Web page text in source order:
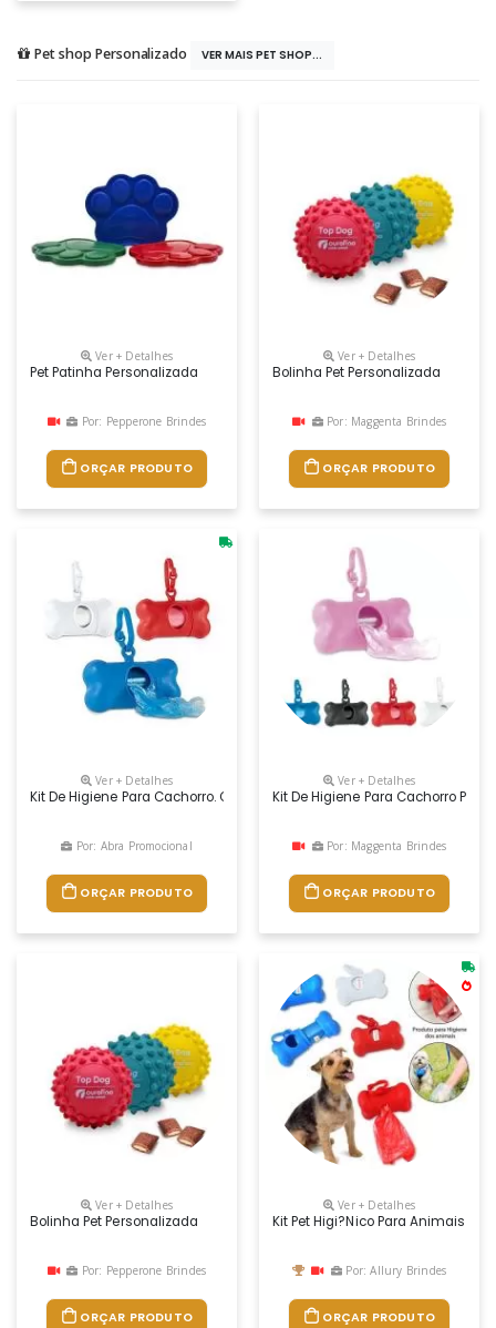
Pet shop Personalizado VER MAIS PET SHOP...
Ver + Detalhes
Pet Patinha Personalizada
Por: Pepperone Brindes
ORÇAR PRODUTO
Ver + Detalhes
Bolinha Pet Personalizada
Por: Maggenta Brindes
ORÇAR PRODUTO
Ver + Detalhes
Kit De Higiene Para Cachorro. Contém 20 Sacos Plástico. Porta-Saco:
Por: Abra Promocional
ORÇAR PRODUTO
Ver + Detalhes
Kit De Higiene Para Cachorro
Por: Maggenta Brindes
ORÇAR PRODUTO
Ver + Detalhes
Bolinha Pet Personalizada
Por: Pepperone Brindes
ORÇAR PRODUTO
Ver + Detalhes
Kit Pet Higi?nico Para Animais De
Por: Allury Brindes
ORÇAR PRODUTO